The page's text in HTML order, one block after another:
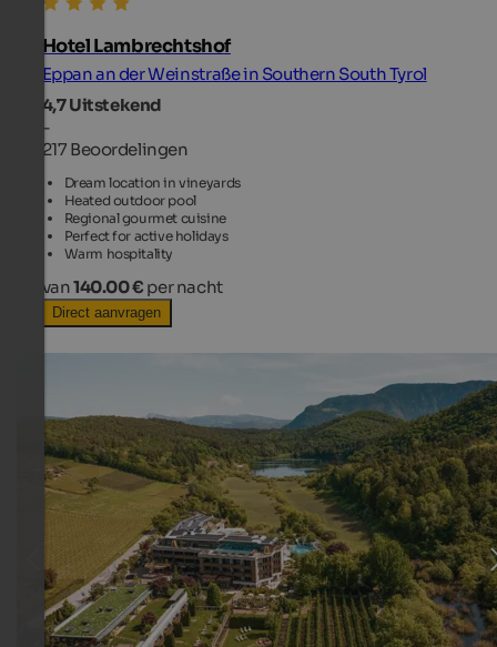
Hotel Lambrechtshof
Eppan an der Weinstraße in Southern South Tyrol
4,7Uitstekend
-
217 Beoordelingen
Dream location in vineyards
Heated outdoor pool
Regional gourmet cuisine
Perfect for active holidays
Warm hospitality
van140.00 € per nacht
Direct aanvragen